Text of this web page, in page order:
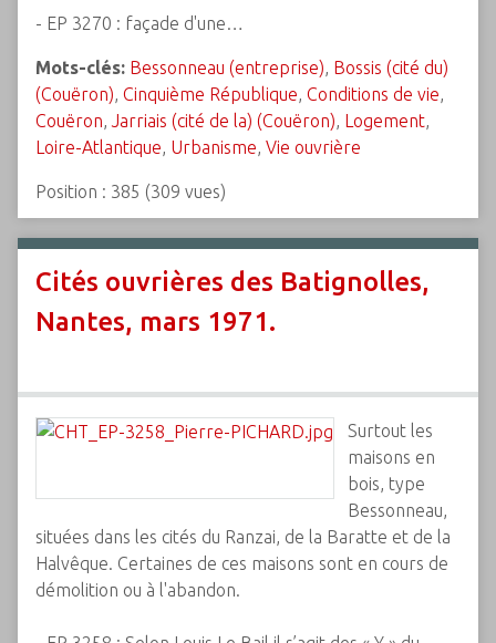
- EP 3270 : façade d'une…
Mots-clés: Bessonneau (entreprise), Bossis (cité du)
(Couëron), Cinquième République, Conditions de vie,
Couëron, Jarriais (cité de la) (Couëron), Logement,
Loire-Atlantique, Urbanisme, Vie ouvrière
Position : 385 (309 vues)
Cités ouvrières des Batignolles,
Nantes, mars 1971.
Surtout les
maisons en
bois, type
Bessonneau,
situées dans les cités du Ranzai, de la Baratte et de la
Halvêque. Certaines de ces maisons sont en cours de
démolition ou à l'abandon.